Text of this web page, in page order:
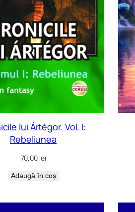
lui Ártégor. Vol. I:
Rebeliunea
70,00 lei
Adaugă în coș